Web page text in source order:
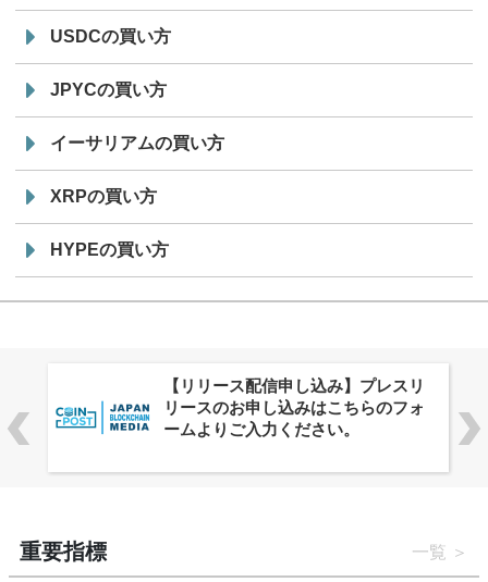
USDCの買い方
JPYCの買い方
イーサリアムの買い方
XRPの買い方
HYPEの買い方
株式会社PlnX、アジア最大級のグロ
ーバルWeb3カンファレンス
「WebX2026」とのコラボレーショ
重要指標 一覧